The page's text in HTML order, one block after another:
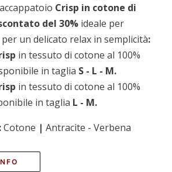
Crisp in cotone di
del 30% ideale per
un delicato relax in semplicità:
in tessuto di cotone al 100%
in taglia S - L - M.
in tessuto di cotone al 100%
in taglia L - M.
Cotone | Antracite - Verbena